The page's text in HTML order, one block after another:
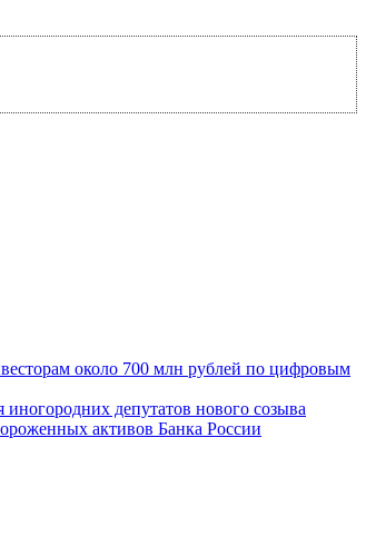
около 700 млн рублей по цифровым
депутатов нового созыва
активов Банка России